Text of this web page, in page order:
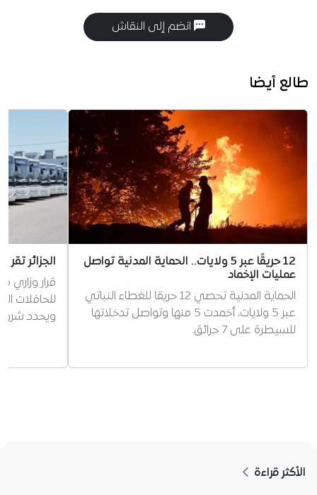
انضم إلى النقاش
طالع أيضا
12 حريقًا عبر 5 ولايات.. الحماية المدنية تواصل
عمليات الإخماد
الحماية المدنية تحصي 12 حريقا للغطاء النباتي
عبر 5 ولايات، أخمدت 5 منها وتواصل تدخلاتها
للسيطرة على 7 حرائق.
الجزائر
قرار وزاري
ويحدد
الأكثر قراءة